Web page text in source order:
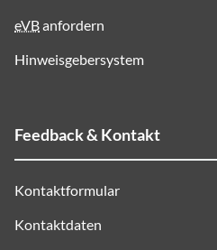
eVBanfordern
Hinweisgebersystem
Feedback & Kontakt
Kontaktformular
Kontaktdaten